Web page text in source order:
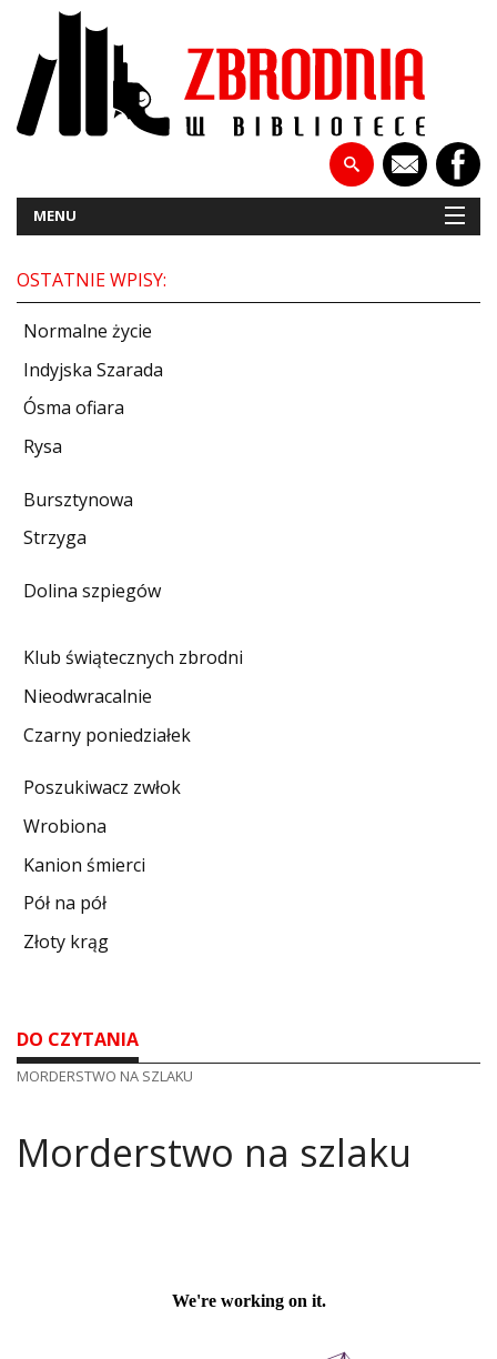
MENU
PATRONATY
WYWIADY
RECENZJE
DO CZYTANIA
KONTAKT
OSTATNIE WPISY:
Normalne życie
Indyjska Szarada
Ósma ofiara
Rysa
Bursztynowa
Strzyga
Dolina szpiegów
Klub świątecznych zbrodni
Nieodwracalnie
Czarny poniedziałek
Poszukiwacz zwłok
Wrobiona
Kanion śmierci
Pół na pół
Złoty krąg
DO CZYTANIA
MORDERSTWO NA SZLAKU
Morderstwo na szlaku